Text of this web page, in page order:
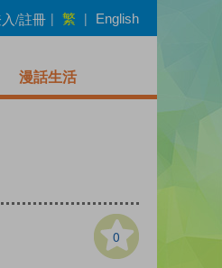
/註冊 | 繁 | English
漫話生活
0